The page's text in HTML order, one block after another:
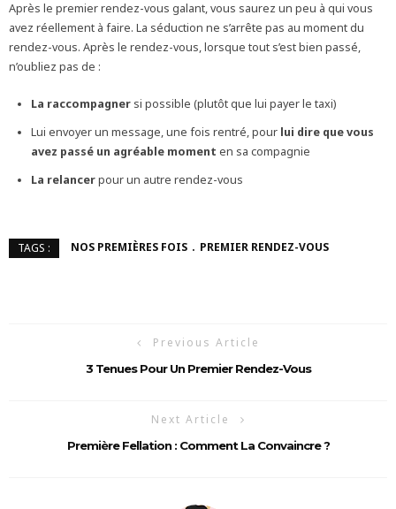
Après le premier rendez-vous galant, vous saurez un peu à qui vous
avez réellement à faire. La séduction ne s’arrête pas au moment du
rendez-vous. Après le rendez-vous, lorsque tout s’est bien passé,
n’oubliez pas de :
La raccompagner si possible (plutôt que lui payer le taxi)
Lui envoyer un message, une fois rentré, pour lui dire que vous
avez passé un agréable moment en sa compagnie
La relancerpour un autre rendez-vous
TAGS : NOS PREMIÈRES FOIS PREMIER RENDEZ-VOUS
Previous Article
3 Tenues Pour Un Premier Rendez-Vous
Next Article
Première Fellation : Comment La Convaincre ?